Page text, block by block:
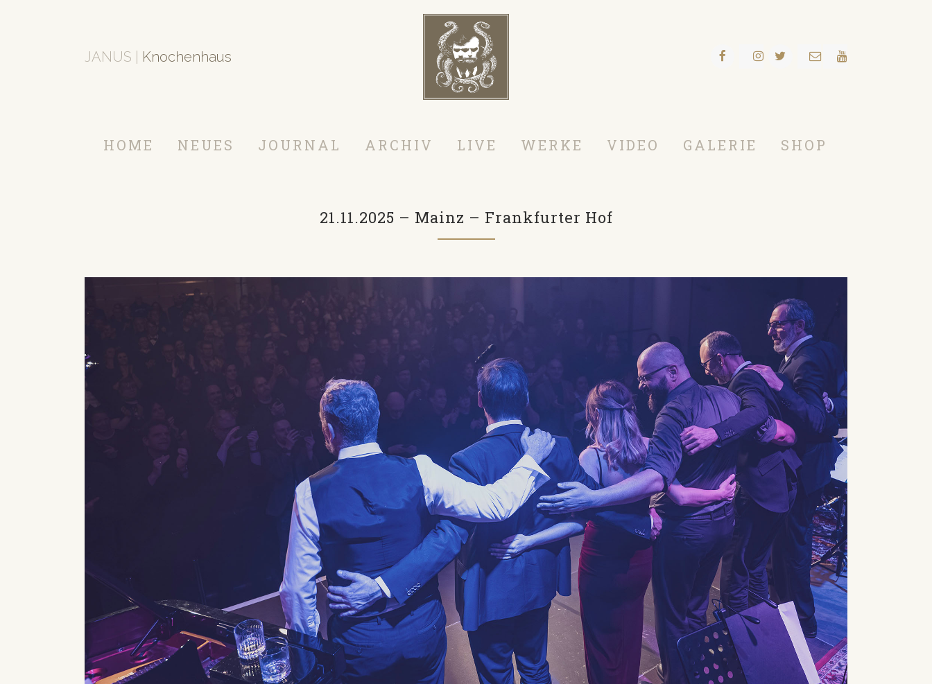
JANUS | Knochenhaus
HOME NEUES JOURNAL ARCHIV LIVE WERKE VIDEO GALERIE SHOP
21.11.2025 – Mainz – Frankfurter Hof